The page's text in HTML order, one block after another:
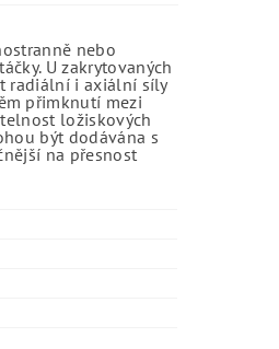
nebo
U zakrytovaných
radiální i axiální síly
přimknutí mezi
ložiskových
být dodávána s
na přesnost